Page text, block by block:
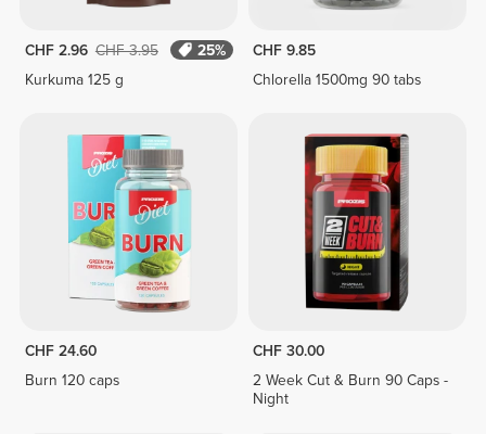
CHF 2.96 CHF 3.95
25%
Kurkuma 125 g
CHF 9.85
Chlorella 1500mg 90 tabs
CHF 24.60
Burn 120 caps
CHF 30.00
2 Week Cut & Burn 90 Caps -
Night